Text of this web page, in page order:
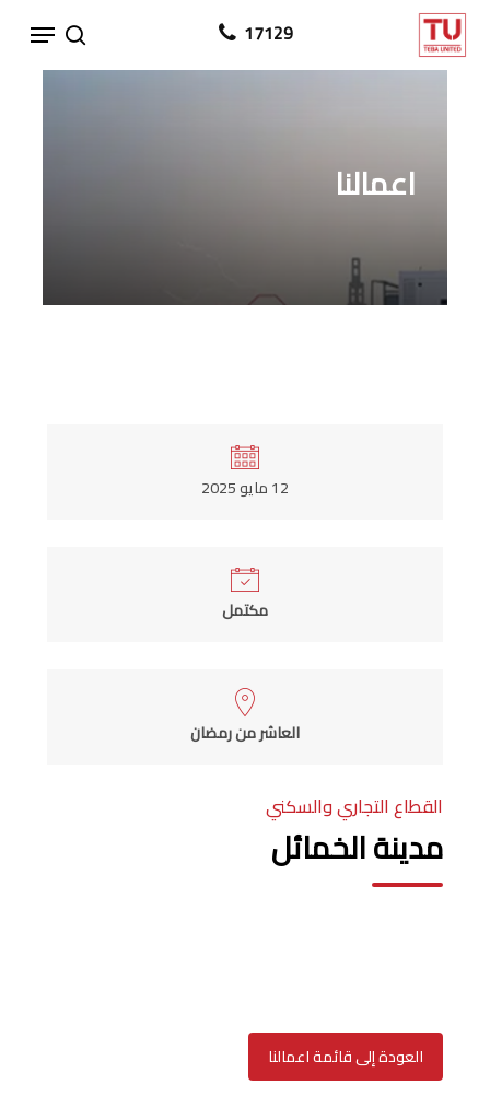
Skip
17129
search
Menu
اعمالنا
12 مايو 2025
مكتمل
العاشر من رمضان
القطاع التجاري والسكني
مدينة الخمائل
العودة إلى قائمة اعمالنا